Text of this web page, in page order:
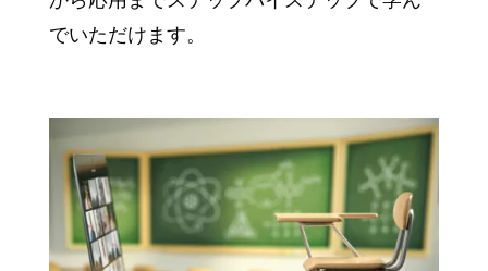
でいただけます。